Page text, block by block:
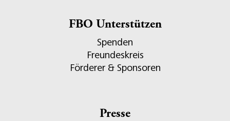
FBO Unterstützen
Spenden
Freundeskreis
Förderer & Sponsoren
Presse